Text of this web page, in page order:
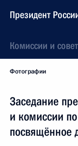
Президент
Комиссии и
Фотографии
Заседание
и комиссии
посвящённое